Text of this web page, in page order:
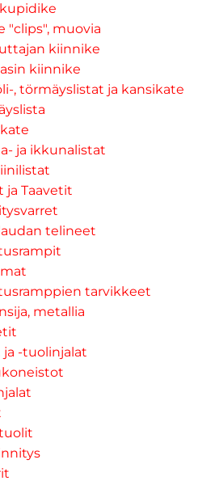
"clips", muovia
kiinnike
kiinnike
, törmäyslistat ja kansikate
ja ikkunalistat
ja Taavetit
telineet
tarvikkeet
metallia
-tuolinjalat